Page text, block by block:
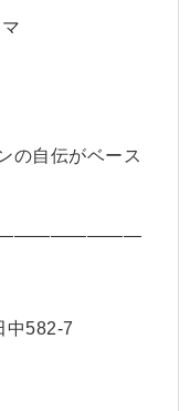
の自伝がベース
中582-7